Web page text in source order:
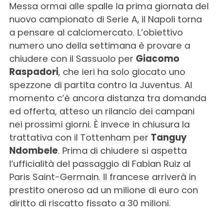
Messa ormai alle spalle la prima giornata del
nuovo campionato di Serie A, il Napoli torna
a pensare al calciomercato. L’obiettivo
numero uno della settimana è provare a
chiudere con il Sassuolo per Giacomo
Raspadori, che ieri ha solo giocato uno
spezzone di partita contro la Juventus. Al
momento c’è ancora distanza tra domanda
ed offerta, atteso un rilancio dei campani
nei prossimi giorni. È invece in chiusura la
trattativa con il Tottenham per Tanguy
Ndombele. Prima di chiudere si aspetta
l’ufficialità del passaggio di Fabian Ruiz al
Paris Saint-Germain. Il francese arriverà in
prestito oneroso ad un milione di euro con
diritto di riscatto fissato a 30 milioni.